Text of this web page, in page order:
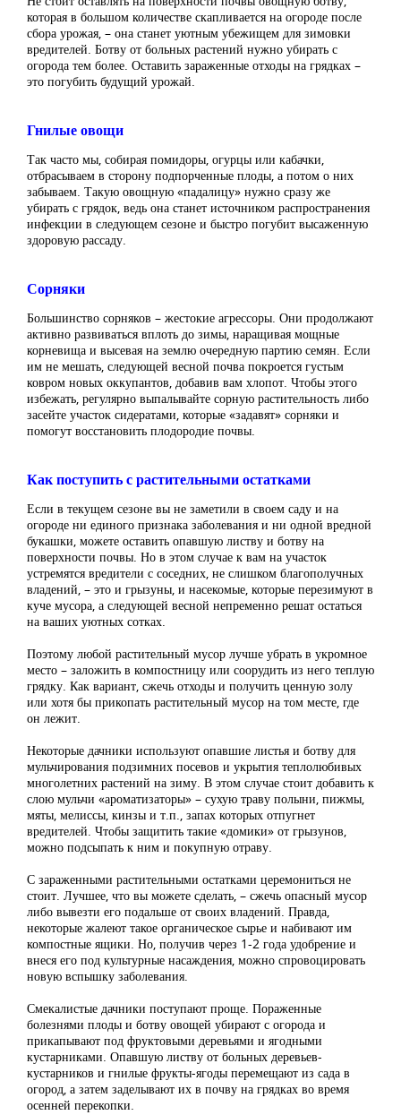
которая в большом количестве скапливается на огороде после
сбора урожая, – она станет уютным убежищем для зимовки
вредителей. Ботву от больных растений нужно убирать с
огорода тем более. Оставить зараженные отходы на грядках –
это погубить будущий урожай.
Гнилые овощи
Так часто мы, собирая помидоры, огурцы или кабачки,
отбрасываем в сторону подпорченные плоды, а потом о них
забываем. Такую овощную «падалицу» нужно сразу же
убирать с грядок, ведь она станет источником распространения
инфекции в следующем сезоне и быстро погубит высаженную
здоровую рассаду.
Сорняки
Большинство сорняков – жестокие агрессоры. Они продолжают
активно развиваться вплоть до зимы, наращивая мощные
корневища и высевая на землю очередную партию семян. Если
им не мешать, следующей весной почва покроется густым
ковром новых оккупантов, добавив вам хлопот. Чтобы этого
избежать, регулярно выпалывайте сорную растительность либо
засейте участок сидератами, которые «задавят» сорняки и
помогут восстановить плодородие почвы.
Как поступить с растительными остатками
Если в текущем сезоне вы не заметили в своем саду и на
огороде ни единого признака заболевания и ни одной вредной
букашки, можете оставить опавшую листву и ботву на
поверхности почвы. Но в этом случае к вам на участок
устремятся вредители с соседних, не слишком благополучных
владений, – это и грызуны, и насекомые, которые перезимуют в
куче мусора, а следующей весной непременно решат остаться
на ваших уютных сотках.
Поэтому любой растительный мусор лучше убрать в укромное
место – заложить в компостницу или соорудить из него теплую
грядку. Как вариант, сжечь отходы и получить ценную золу
или хотя бы прикопать растительный мусор на том месте, где
он лежит.
Некоторые дачники используют опавшие листья и ботву для
мульчирования подзимних посевов и укрытия теплолюбивых
многолетних растений на зиму. В этом случае стоит добавить к
слою мульчи «ароматизаторы» – сухую траву полыни, пижмы,
мяты, мелиссы, кинзы и т.п., запах которых отпугнет
вредителей. Чтобы защитить такие «домики» от грызунов,
можно подсыпать к ним и покупную отраву.
С зараженными растительными остатками церемониться не
стоит. Лучшее, что вы можете сделать, – сжечь опасный мусор
либо вывезти его подальше от своих владений. Правда,
некоторые жалеют такое органическое сырье и набивают им
компостные ящики. Но, получив через 1-2 года удобрение и
внеся его под культурные насаждения, можно спровоцировать
новую вспышку заболевания.
Смекалистые дачники поступают проще. Пораженные
болезнями плоды и ботву овощей убирают с огорода и
прикапывают под фруктовыми деревьями и ягодными
кустарниками. Опавшую листву от больных деревьев-
кустарников и гнилые фрукты-ягоды перемещают из сада в
огород, а затем заделывают их в почву на грядках во время
осенней перекопки.